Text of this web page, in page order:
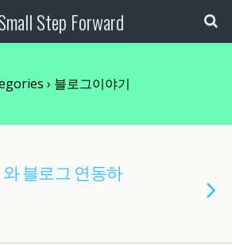
Step Forward
› 블로그이야기
와 블로그 연동하